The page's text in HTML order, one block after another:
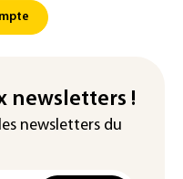
newsletters !
newsletters du